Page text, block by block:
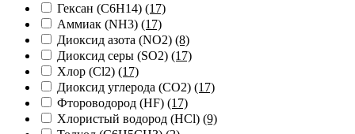
Гексан (C6H14) (17)
Аммиак (NH3) (17)
Диоксид азота (NO2) (8)
Диоксид серы (SO2) (17)
Хлор (Cl2) (17)
Диоксид углерода (CO2) (17)
Фтороводород (HF) (17)
Хлористый водород (HCl) (9)